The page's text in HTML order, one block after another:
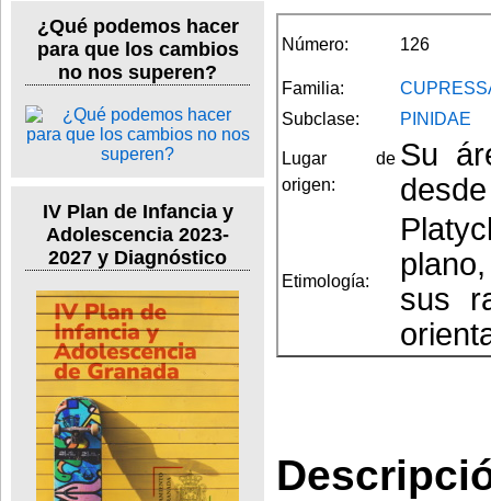
¿Qué podemos hacer
para que los cambios
no nos superen?
IV Plan de Infancia y
Adolescencia 2023-
2027 y Diagnóstico
Número: 126
Familia:
Subclase:
PINIDAE
Lugar de
origen:
Su
Etimología:
sus